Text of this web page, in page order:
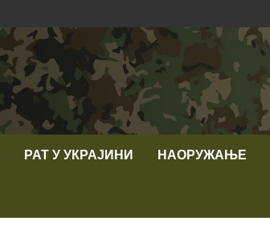
РАТ У УКРАЈИНИ НАОРУЖАЊЕ